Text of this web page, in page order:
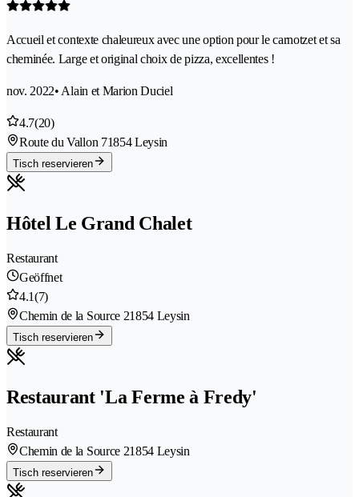
Accueil et contexte chaleureux avec une option pour le carnotzet et sa
cheminée. Large et original choix de pizza, excellentes !
nov. 2022• Alain et Marion Duciel
4.7(20)
Route du Vallon 71854 Leysin
Tisch reservieren
Hôtel Le Grand Chalet
Restaurant
Geöffnet
4.1(7)
Chemin de la Source 21854 Leysin
Tisch reservieren
Restaurant 'La Ferme à Fredy'
Restaurant
Chemin de la Source 21854 Leysin
Tisch reservieren